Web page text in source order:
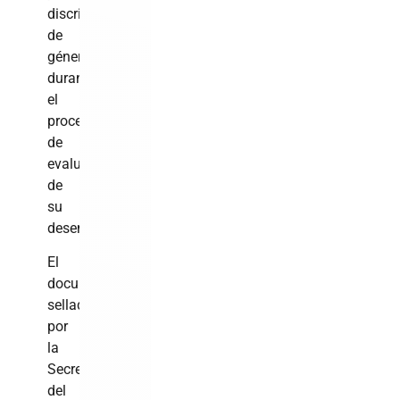
discriminación
de
género
durante
el
proceso
de
evaluación
de
su
desempeño.
El
documento,
sellado
por
la
Secretaría
del